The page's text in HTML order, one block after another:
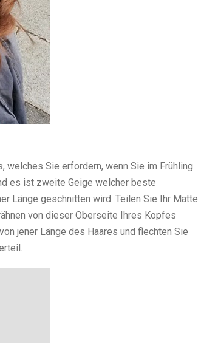
Sie erfordern, wenn Sie im Frühling
es ist zweite Geige welcher beste
Länge geschnitten wird. Teilen Sie Ihr Matte
von dieser Oberseite Ihres Kopfes
jener Länge des Haares und flechten Sie